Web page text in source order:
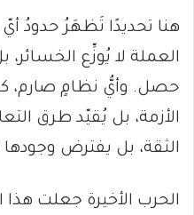
هنا تحديدًا تَظهَرُ حدودُ
العملة لا يُوزِّع
حصل. وأيُّ نظامٍ صارم،
الأزمة، بل يُقيّد طرق
الثقة، بل يفترض
الحرب الأخيرة جعلت